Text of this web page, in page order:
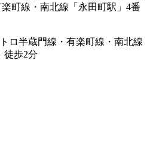
町線・南北線「永田町駅」4番
ロ半蔵門線・有楽町線・南北線
徒歩2分